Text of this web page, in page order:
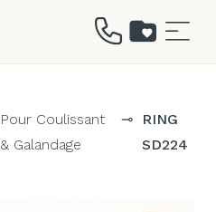
Pour Coulissant
& Galandage
⊸
RING
SD224